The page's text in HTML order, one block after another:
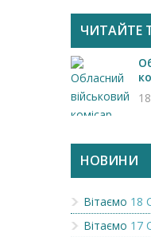
ЧИТАЙТЕ
НОВИНИ
Вітаємо 18
Вітаємо 17